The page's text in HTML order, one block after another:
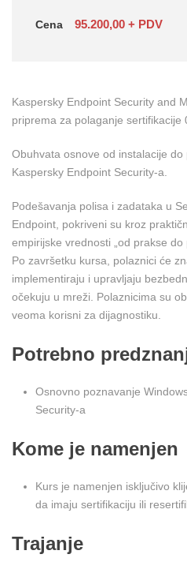
Cena 95.200,00 + PDV
Kaspersky Endpoint Security and
priprema za polaganje sertifikacije
Obuhvata osnove od instalacije
Kaspersky Endpoint Security-a.
Podešavanja polisa i zadataka u
Endpoint, pokriveni su kroz
empirijske vrednosti „od prakse do
Po završetku kursa, polaznici će
implementiraju i upravljaju
očekuju u mreži. Polaznicima su
veoma korisni za dijagnostiku.
Potrebno
Osnovno poznavanje
Security-a
Kome je namenjen
Kurs je namenjen isključivo
da imaju sertifikaciju ili
Trajanje